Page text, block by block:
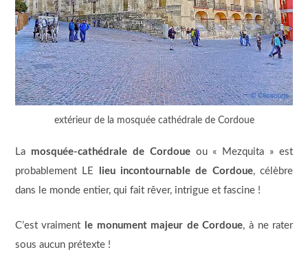
extérieur de la mosquée cathédrale de Cordoue
La mosquée-cathédrale de Cordoueou « Mezquita » est
probablement LE
lieu incontournable de Cordoue, célèbre
dans le monde entier, qui fait rêver, intrigue et fascine !
C’est vraiment le monument majeur de Cordoue, à ne rater
sous aucun prétexte !